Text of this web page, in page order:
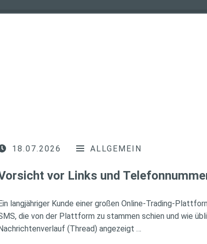
18.07.2026 ALLGEMEIN
vor Links und
langjähriger Kunde einer großen Online-Trading-
die von der Plattform zu stammen schien und wie
(Thread) angezeigt …